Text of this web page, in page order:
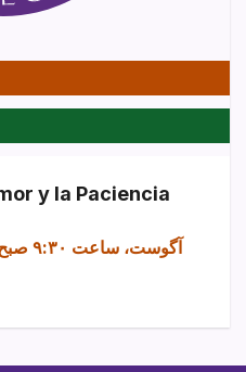
y la Paciencia
۱۴ آگوست، ساعت ۹:۳۰ صبح